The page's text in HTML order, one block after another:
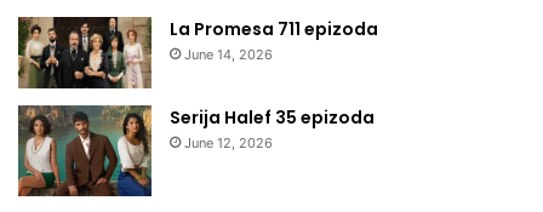
La Promesa 711 epizoda
June 14, 2026
Serija Halef 35 epizoda
June 12, 2026